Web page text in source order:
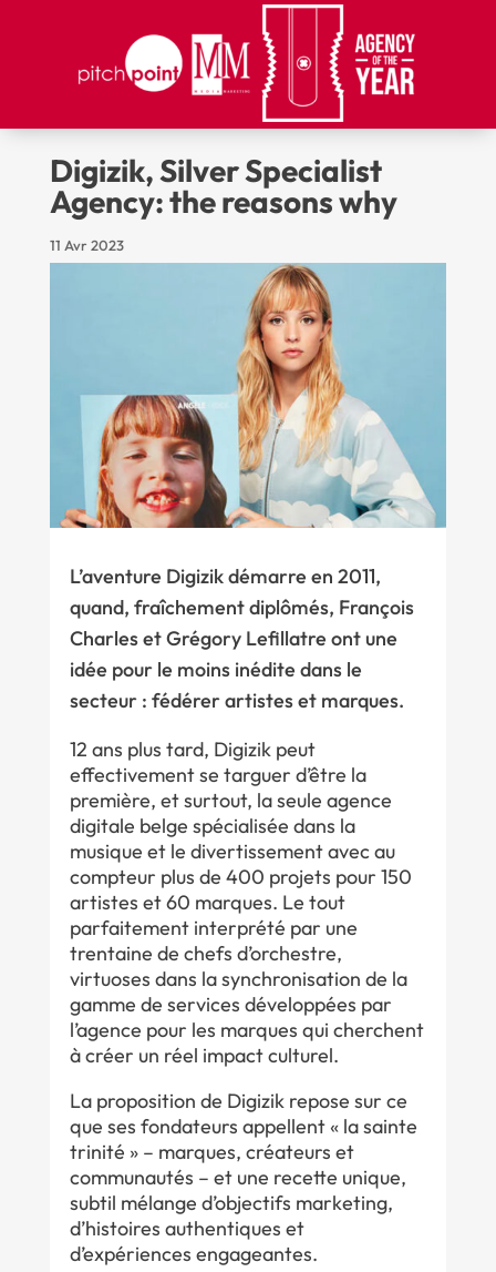
Digizik, Silver Specialist
Agency: the reasons why
11 Avr 2023
L’aventure Digizik démarre en 2011,
quand, fraîchement diplômés, François
Charles et Grégory Lefillatre ont une
idée pour le moins inédite dans le
secteur : fédérer artistes et marques.
12 ans plus tard, Digizik peut
effectivement se targuer d’être la
première, et surtout, la seule agence
digitale belge spécialisée dans la
musique et le divertissement avec au
compteur plus de 400 projets pour 150
artistes et 60 marques. Le tout
parfaitement interprété par une
trentaine de chefs d’orchestre,
virtuoses dans la synchronisation de la
gamme de services développées par
l’agence pour les marques qui cherchent
à créer un réel impact culturel.
La proposition de Digizik repose sur ce
que ses fondateurs appellent « la sainte
trinité » – marques, créateurs et
communautés – et une recette unique,
subtil mélange d’objectifs marketing,
d’histoires authentiques et
d’expériences engageantes.